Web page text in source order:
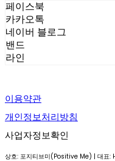
페이스북
카카오톡
네이버 블로그
밴드
라인
이용약관
개인정보처리방침
사업자정보확인
상호: 포지티브미(Positive Me) | 대표